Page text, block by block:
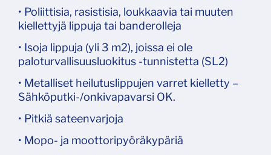
• Poliittisia, rasistisia, loukkaavia tai muuten
kiellettyjä lippuja tai banderolleja
• Isoja lippuja (yli 3 m2), joissa ei ole
paloturvallisuusluokitus -tunnistetta (SL2)
• Metalliset heilutuslippujen varret kielletty –
Sähköputki-/onkivapavarsi OK.
• Pitkiä sateenvarjoja
• Mopo- ja moottoripyöräkypäriä